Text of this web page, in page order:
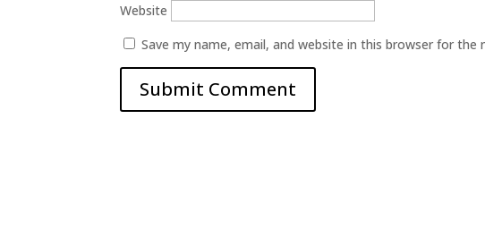
Website
Save my name, email, and website in this browser for